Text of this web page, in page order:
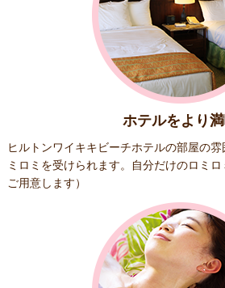
ホテルをより
ヒルトンワイキキビーチホテルの部屋の
ミロミを受けられます。自分だけのロミ
ご用意します）